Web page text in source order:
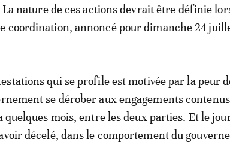
nature de ces actions devrait être définie
coordination, annoncé pour dimanche 24
qui se profile est motivée par la peur
se dérober aux engagements
quelques mois, entre les deux parties. Et le
décelé, dans le comportement du